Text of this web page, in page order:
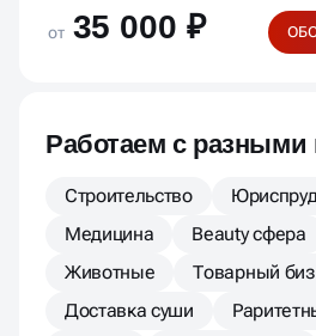
от 35 000 ₽
Работаем с
Строительство
Медицина
Beauty сфера
Животные
Товарный
Доставка суши